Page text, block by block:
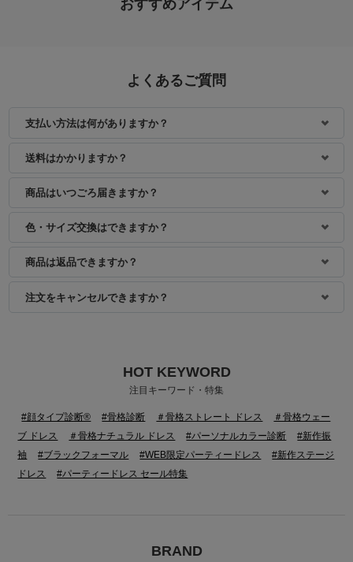
おすすめアイテム
よくあるご質問
支払い方法は何がありますか？
送料はかかりますか？
商品はいつごろ届きますか？
色・サイズ交換はできますか？
商品は返品できますか？
注文をキャンセルできますか？
HOT KEYWORD
注目キーワード・特集
#顔タイプ診断® #骨格診断 ＃骨格ストレート ドレス
＃骨格ウェー
ブ ドレス
＃骨格ナチュラル ドレス #パーソナルカラー診断
#新作振
袖
#ブラックフォーマル #WEB限定パーティードレス
#新作ステージ
ドレス
#パーティードレス セール特集
BRAND